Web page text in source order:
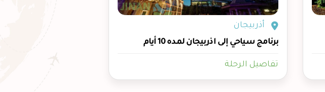
أذربيجان
برنامج سياحي إلى اذربيجان لمده 10 أيام
تفاصيل الرحلة